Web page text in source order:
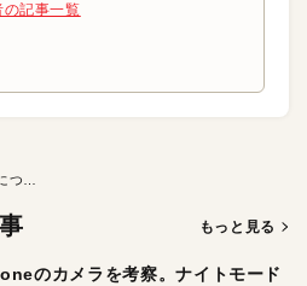
の記事一覧
もっと見る
のカメラを考察。ナイトモード